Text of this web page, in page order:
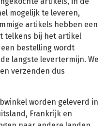
mogelijk te leveren,
artikels hebben een
telkens bij het artikel
bestelling wordt
langste levertermijn. We
verzenden dus
worden geleverd in
Frankrijk en